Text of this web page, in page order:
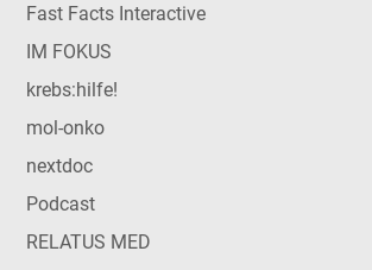
Fast Facts Interactive
IM FOKUS
krebs:hilfe!
mol-onko
nextdoc
Podcast
RELATUS MED